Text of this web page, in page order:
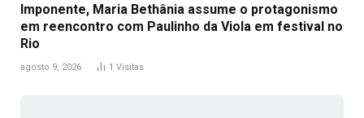
Imponente, Maria Bethânia assume o protagonismo
em reencontro com Paulinho da Viola em festival no
Rio
agosto 9, 2026 1 Visitas